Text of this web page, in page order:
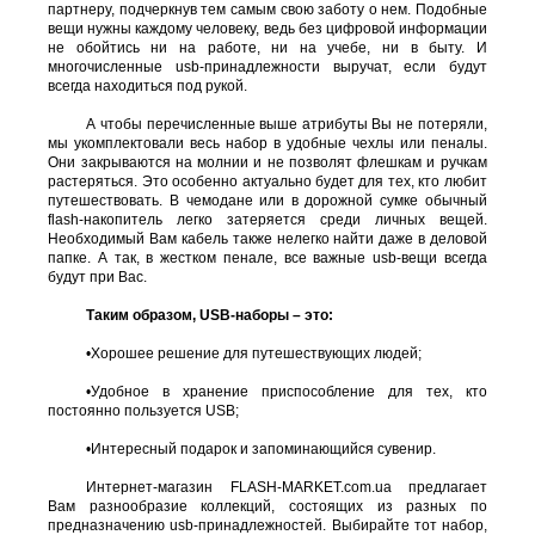
партнеру, подчеркнув тем самым свою заботу о нем. Подобные
вещи нужны каждому человеку, ведь без цифровой информации
не обойтись ни на работе, ни на учебе, ни в быту. И
многочисленные usb-принадлежности выручат, если будут
всегда находиться под рукой.
А чтобы перечисленные выше атрибуты Вы не потеряли,
мы укомплектовали весь набор в удобные чехлы или пеналы.
Они закрываются на молнии и не позволят флешкам и ручкам
растеряться. Это особенно актуально будет для тех, кто любит
путешествовать. В чемодане или в дорожной сумке обычный
flash-накопитель легко затеряется среди личных вещей.
Необходимый Вам кабель также нелегко найти даже в деловой
папке. А так, в жестком пенале, все важные usb-вещи всегда
будут при Вас.
Таким образом, USB-наборы – это:
•Хорошее решение для путешествующих людей;
•Удобное в хранение приспособление для тех, кто
постоянно пользуется USB;
•Интересный подарок и запоминающийся сувенир.
Интернет-магазин FLASH-MARKET.com.ua предлагает
Вам разнообразие коллекций, состоящих из разных по
предназначению usb-принадлежностей. Выбирайте тот набор,